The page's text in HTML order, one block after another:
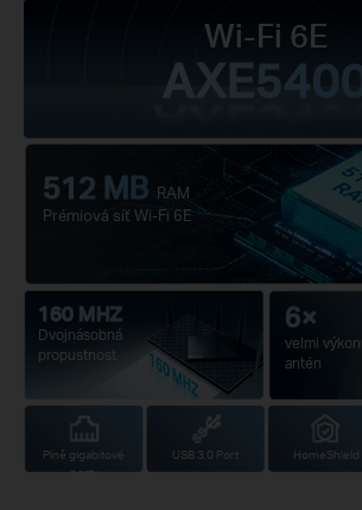
Wi-Fi 6E
160 MHZ
Dvojnásobná
propustnost
512 MB RAM
Prémiová síť Wi-Fi 6E
6×
velmi
antén
Plně gigabitové
porty
USB 3.0 Port HomeShield